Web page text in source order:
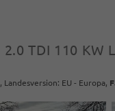
2.0 TDI 110 KW
, Landesversion: EU - Europa,